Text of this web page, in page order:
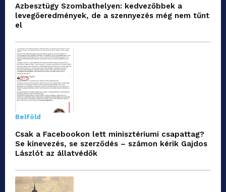
Azbesztügy Szombathelyen: kedvezőbbek a
levegőeredmények, de a szennyezés még nem tűnt
el
Belföld
Csak a Facebookon lett minisztériumi csapattag?
Se kinevezés, se szerződés – számon kérik Gajdos
Lászlót az állatvédők